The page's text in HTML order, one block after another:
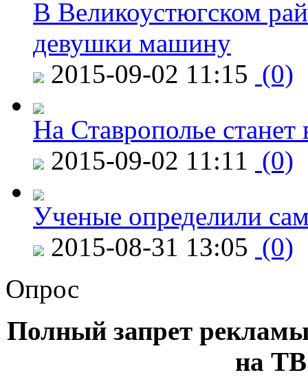
В Великоустюгском
девушки машину
2015-09-02 11:15 (0)
На Ставрополье
2015-09-02 11:11 (0)
Ученые определили
2015-08-31 13:05 (0)
Опрос
Полный запрет
на ТВ